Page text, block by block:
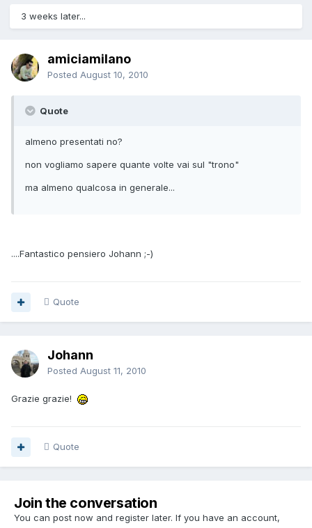
3 weeks later...
amiciamilano
Posted August 10, 2010
Quote
almeno presentati no?
non vogliamo sapere quante volte vai sul "trono"
ma almeno qualcosa in generale...
....Fantastico pensiero Johann ;-)
Quote
Johann
Posted August 11, 2010
Grazie grazie!
Quote
Join the conversation
You can post now and register later. If you have an account,